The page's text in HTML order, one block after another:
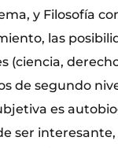
y Filosofía
las
(ciencia,
de segundo
es
ser